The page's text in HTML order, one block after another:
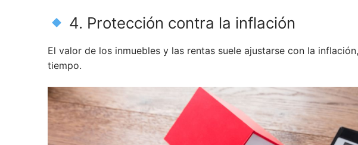
4. Protección contra la inflación
El valor de los inmuebles y las rentas suele ajustarse con la
tiempo.